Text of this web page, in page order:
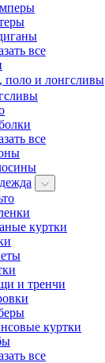
все
поло и лонгсливы
все
куртки
и тренчи
куртки
все